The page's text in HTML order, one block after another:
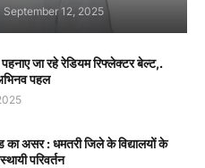
September 12, 2025
पहनाए जा रहे रेडियम रिफ्लेक्टर बेल्ट,.
पहल
असर : धमतरी जिले के विद्यालयों के
परिवर्तन